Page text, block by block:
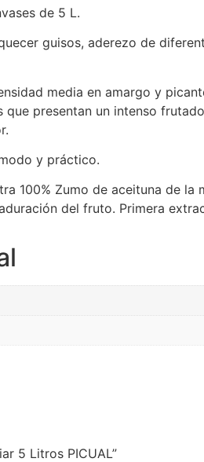
de 5 L.
guisos, aderezo de
media en amargo y
presentan un intenso
y práctico.
100% Zumo de aceituna de
del fruto. Primera
5 Litros PICUAL”